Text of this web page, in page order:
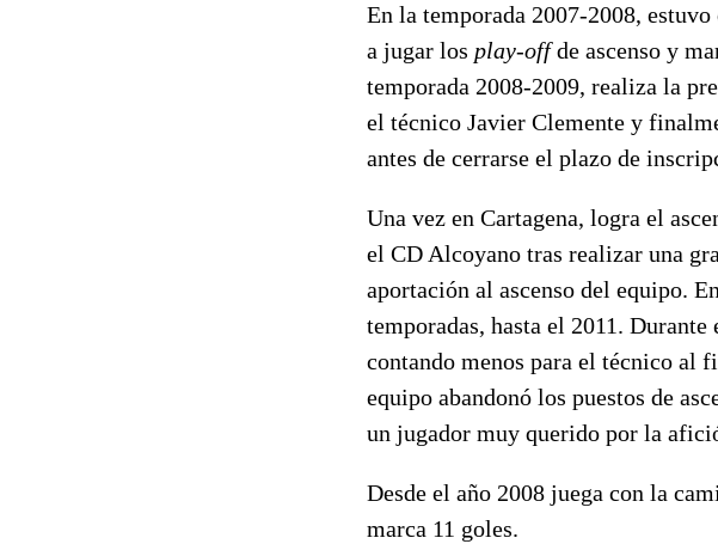
En la temporada 2007-2008,
a jugar los play-offde ascenso y
temporada 2008-2009, realiza la
el técnico Javier Clemente y
antes de cerrarse el plazo de
Una vez en Cartagena, logra el
el CD Alcoyano tras realizar una
aportación al ascenso del equipo.
temporadas, hasta el 2011.
contando menos para el técnico al
equipo abandonó los puestos de
un jugador muy querido por la
Desde el año 2008 juega con la
marca 11 goles.